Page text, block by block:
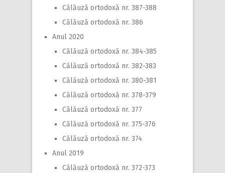
Călăuză ortodoxă nr. 387-388
Călăuză ortodoxă nr. 386
Anul 2020
Călăuză ortodoxă nr. 384-385
Călăuză ortodoxă nr. 382-383
Călăuză ortodoxă nr. 380-381
Călăuză ortodoxă nr. 378-379
Călăuză ortodoxă nr. 377
Călăuză ortodoxă nr. 375-376
Călăuză ortodoxă nr. 374
Anul 2019
Călăuză ortodoxă nr. 372-373